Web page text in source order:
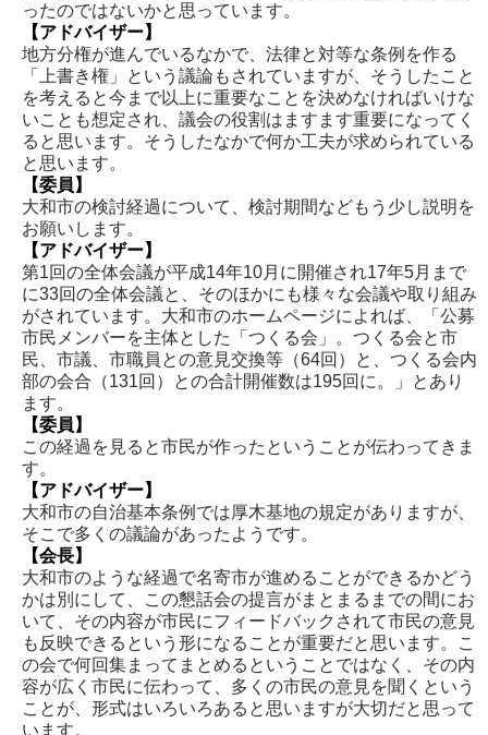
ったのではないかと思っています。
【アドバイザー】
地方分権が進んでいるなかで、法律と対等な条例を作る
「上書き権」という議論もされていますが、そうしたこと
を考えると今まで以上に重要なことを決めなければいけな
いことも想定され、議会の役割はますます重要になってく
ると思います。そうしたなかで何か工夫が求められている
と思います。
【委員】
大和市の検討経過について、検討期間などもう少し説明を
お願いします。
【アドバイザー】
第1回の全体会議が平成14年10月に開催され17年5月まで
に33回の全体会議と、そのほかにも様々な会議や取り組み
がされています。大和市のホームページによれば、「公募
市民メンバーを主体とした「つくる会」。つくる会と市
民、市議、市職員との意見交換等（64回）と、つくる会内
部の会合（131回）との合計開催数は195回に。」とあり
ます。
【委員】
この経過を見ると市民が作ったということが伝わってきま
す。
【アドバイザー】
大和市の自治基本条例では厚木基地の規定がありますが、
そこで多くの議論があったようです。
【会長】
大和市のような経過で名寄市が進めることができるかどう
かは別にして、この懇話会の提言がまとまるまでの間にお
いて、その内容が市民にフィードバックされて市民の意見
も反映できるという形になることが重要だと思います。こ
の会で何回集まってまとめるということではなく、その内
容が広く市民に伝わって、多くの市民の意見を聞くという
ことが、形式はいろいろあると思いますが大切だと思って
います。